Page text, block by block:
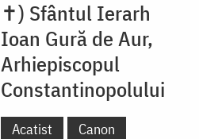
✝) Sfântul Ierarh
Ioan Gură de Aur,
Arhiepiscopul
Constantinopolului
Acatist
Canon